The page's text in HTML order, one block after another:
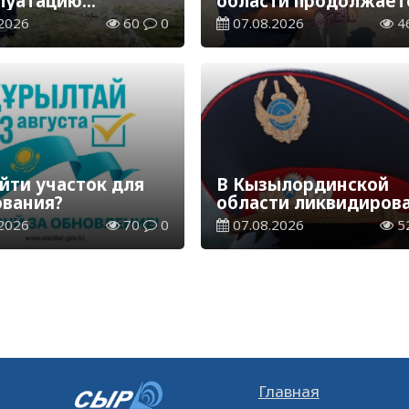
60 0
экологическая акция
«Таза Қазақстан»
07.08.2026
участок для
70 0
В Кызылординской
области
группа нелегальных
добытчиков золота
07.08.2026
Главная